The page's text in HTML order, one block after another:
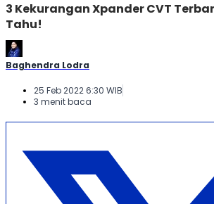
3 Kekurangan Xpander CVT
Tahu!
Baghendra Lodra
25 Feb 2022 6:30 WIB
3 menit baca